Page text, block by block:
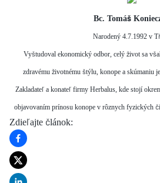
Bc. Tomáš
Narodený 4.7.1992 v
Vyštudoval ekonomický odbor, celý život sa
zdravému životnému štýlu, konope a skúmaniu
Zakladateľ a konateľ firmy Herbalus, kde stojí
objavovaním prínosu konope v rôznych fyzických
Zdieľajte článok: